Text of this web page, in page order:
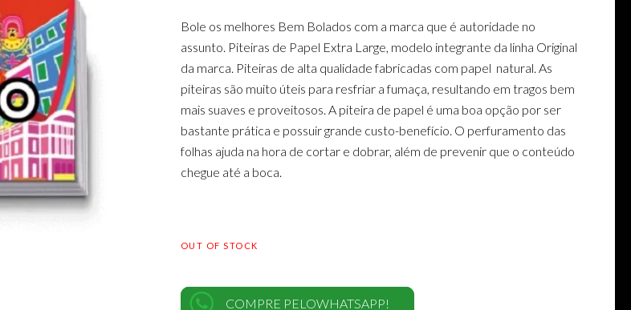
Bole os melhores Bem Bolados com a marca que é autoridade no
assunto. Piteiras de Papel Extra Large, modelo integrante da linha Original
da marca. Piteiras de alta qualidade fabricadas com papel natural. As
piteiras são muito úteis para resfriar a fumaça, resultando em tragos bem
mais suaves e proveitosos. A piteira de papel é uma boa opção por ser
bastante prática e possuir grande custo-benefício. O perfuramento das
folhas ajuda na hora de cortar e dobrar, além de prevenir que o conteúdo
chegue até a boca.
OUT OF STOCK
COMPRE PELOWHATSAPP!